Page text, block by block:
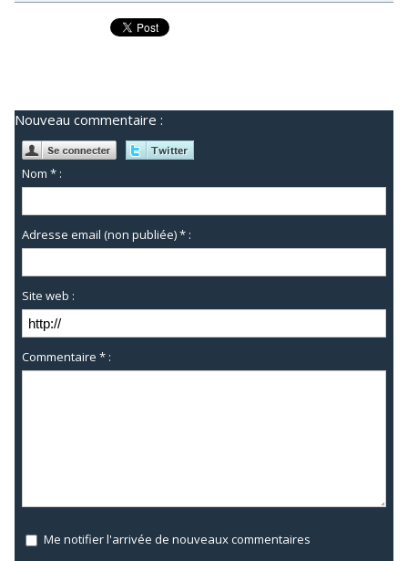
Nouveau commentaire :
Nom * :
Adresse email (non publiée) * :
Site web :
Commentaire * :
Me notifier l'arrivée de nouveaux commentaires